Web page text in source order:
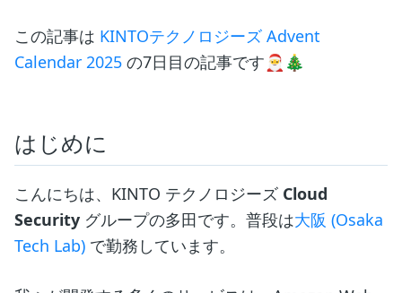
この記事は KINTOテクノロジーズ Advent
Calendar 2025 の7日目の記事です🎅🎄
はじめに
こんにちは、KINTO テクノロジーズ Cloud
Security グループの多田です。普段は大阪 (Osaka
Tech Lab) で勤務しています。